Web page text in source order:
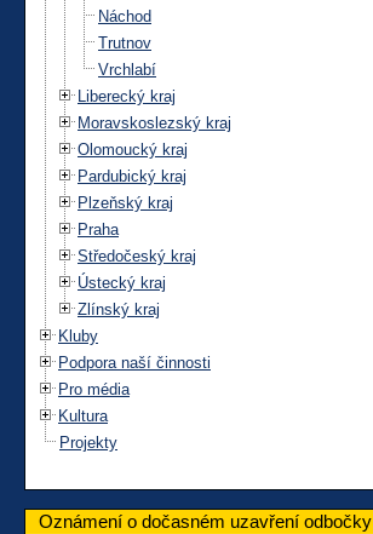
Náchod
Trutnov
Vrchlabí
Liberecký kraj
Moravskoslezský kraj
Olomoucký kraj
Pardubický kraj
Plzeňský kraj
Praha
Středočeský kraj
Ústecký kraj
Zlínský kraj
Kluby
Podpora naší činnosti
Pro média
Kultura
Projekty
Oznámení o dočasném uzavření odbočky